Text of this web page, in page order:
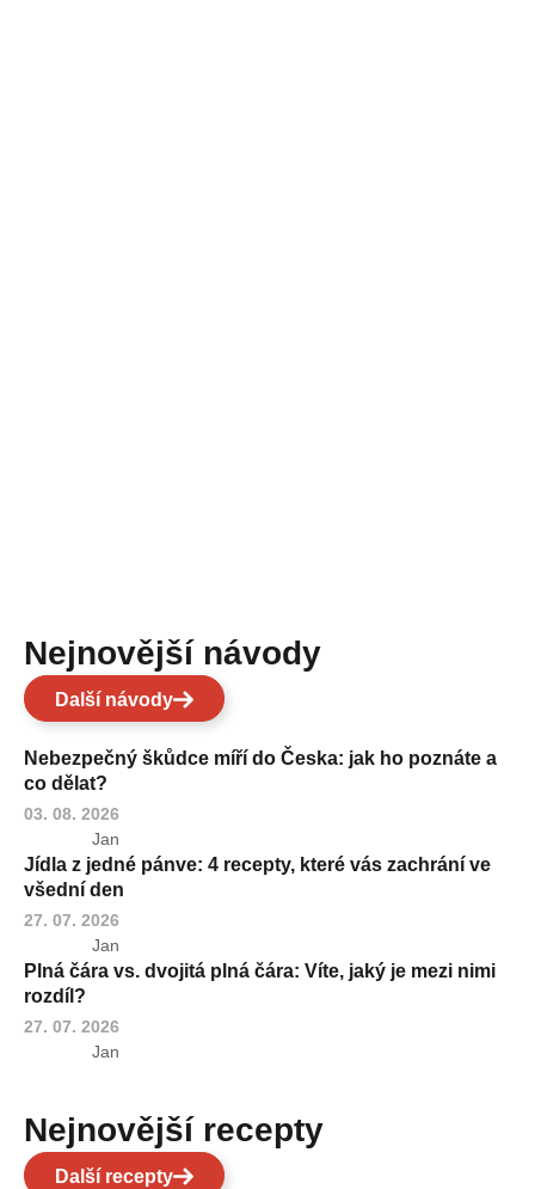
Nejnovější návody
Další návody
Nebezpečný škůdce míří do Česka: jak ho poznáte a
co dělat?
03. 08. 2026
Jan
Jídla z jedné pánve: 4 recepty, které vás zachrání ve
všední den
27. 07. 2026
Jan
Plná čára vs. dvojitá plná čára: Víte, jaký je mezi nimi
rozdíl?
27. 07. 2026
Jan
Nejnovější recepty
Další recepty